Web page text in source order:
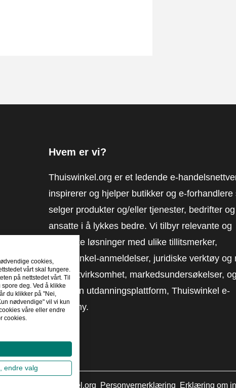
Hvem er vi?
Thuiswinkel.org er et ledende e-
inspirerer og hjelper butikker og e-forhandlere
selger produkter og/eller tjenester, bedrifter
ansatte i å lykkes bedre. Vi tilbyr relevante og
praktiske løsninger med ulike tillitsmerker,
Thuiswinkel-anmeldelser, juridiske verktøy og
advokatvirksomhet, markedsundersøkelser,
vår egen utdanningsplattform, Thuiswinkel e-
Academy.
Thuiswinkel.org Personvernerklæring Erklæring om
cookies,
vårt skal fungere.
på nettstedet vårt. Til
deg. Ved å klikke
du klikker på "Nei,
nødvendige" vil vi kun
våre eller endre
cookies.
endre valg